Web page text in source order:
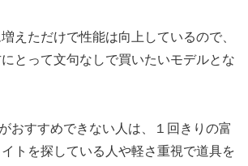
えただけで性能は向上しているので、
とって文句なしで買いたいモデルとな
おすすめできない人は、１回きりの富
トを探している人や軽さ重視で道具を